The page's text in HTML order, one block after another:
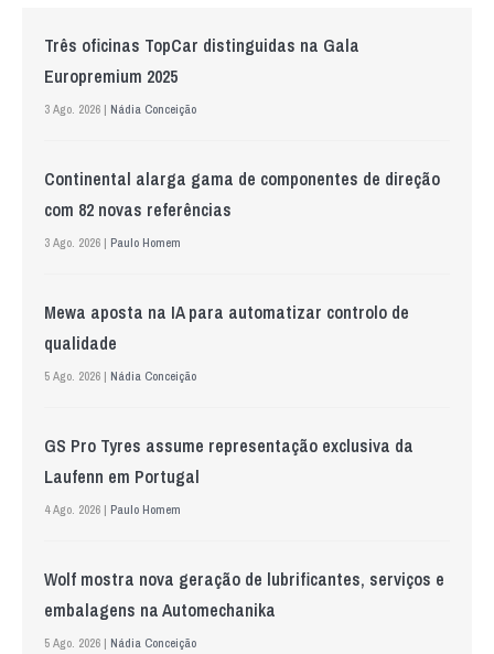
Três oficinas TopCar distinguidas na Gala
Europremium 2025
3 Ago. 2026 | Nádia Conceição
Continental alarga gama de componentes de direção
com 82 novas referências
3 Ago. 2026 | Paulo Homem
Mewa aposta na IA para automatizar controlo de
qualidade
5 Ago. 2026 | Nádia Conceição
GS Pro Tyres assume representação exclusiva da
Laufenn em Portugal
4 Ago. 2026 | Paulo Homem
Wolf mostra nova geração de lubrificantes, serviços e
embalagens na Automechanika
5 Ago. 2026 | Nádia Conceição